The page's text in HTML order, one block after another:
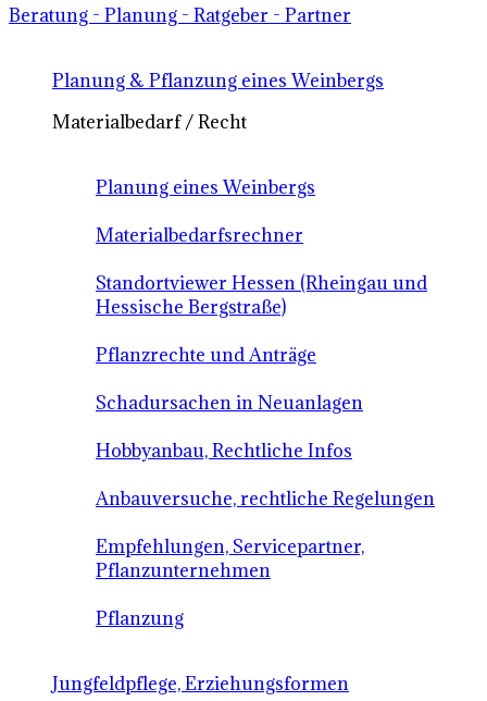
Beratung - Planung - Ratgeber - Partner
Planung & Pflanzung eines Weinbergs
Materialbedarf / Recht
Planung eines Weinbergs
Materialbedarfsrechner
Standortviewer Hessen (Rheingau und
Hessische Bergstraße)
Pflanzrechte und Anträge
Schadursachen in Neuanlagen
Hobbyanbau, Rechtliche Infos
Anbauversuche, rechtliche Regelungen
Empfehlungen, Servicepartner,
Pflanzunternehmen
Pflanzung
Jungfeldpflege, Erziehungsformen